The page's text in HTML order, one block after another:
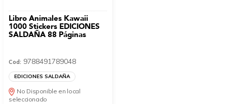
Libro Animales Kawaii
1000 Stickers EDICIONES
SALDAÑA 88 Páginas
Cod: 9788491789048
EDICIONES SALDAÑA
No Disponible en local
seleccionado